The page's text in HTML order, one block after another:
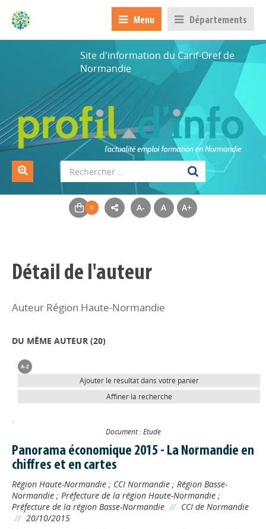
Menu Départements
Site d'information du Carif-Oref de
Normandie
A- A A+
Détail de l'auteur
Auteur Région Haute-Normandie
DU MÊME AUTEUR (20)
Ajouter le résultat dans votre panier
Affiner la recherche
Document : Etude
Panorama économique 2015 - La Normandie en
chiffres et en cartes
Région Haute-Normandie ; CCI Normandie ; Région Basse-
Normandie ; Préfecture de la région Haute-Normandie ;
Préfecture de la région Basse-Normandie // CCI de Normandie
// 20/10/2015